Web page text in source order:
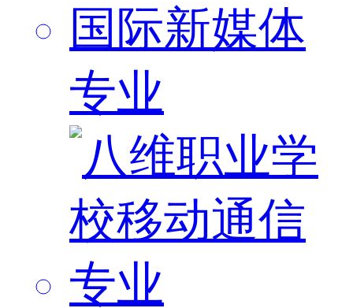
国际新媒体
专业